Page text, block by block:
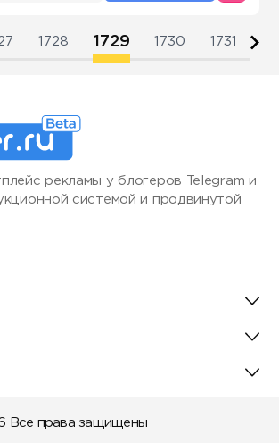
1728 1729 1730 1731
рекламы у блогеров Telegram и
системой и продвинутой
Все права защищены